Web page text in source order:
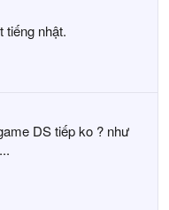
tiếng nhật.
DS tiếp ko ? như